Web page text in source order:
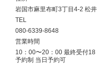
岩国市麻里布町3丁目4-2 松
TEL
080-6339-8648
営業時間
10：00〜20：00 最終受付18
予約制 当日予約可